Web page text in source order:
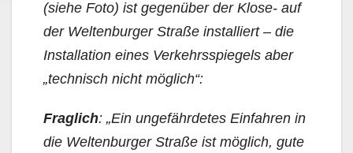
(siehe Foto) ist gegenüber der Klose- auf
der Weltenburger Straße installiert – die
Installation eines Verkehrsspiegels aber
„technisch nicht möglich“:
Fraglich: „Ein ungefährdetes Einfahren in
die Weltenburger Straße ist möglich, gute